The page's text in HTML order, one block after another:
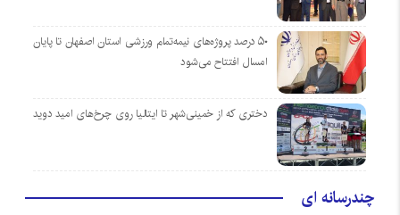
۵۰ درصد پروژه‌های نیمه‌تمام ورزشی استان اصفهان تا پایان
امسال افتتاح می‌شود
دختری که از خمینی‌شهر تا ایتالیا روی چرخ‌های امید دوید
چندرسانه ای